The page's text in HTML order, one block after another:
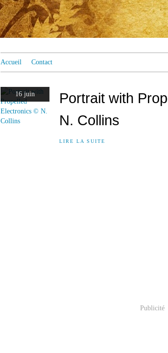
Accueil Contact
16 juin
Portrait with
N. Collins
LIRE LA SUITE
Publicité